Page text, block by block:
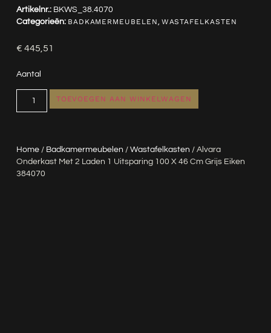
Home/ Badkamermeubelen / Wastafelkasten / Alvara
Onderkast Met 2 Laden 1 Uitsparing 100 X 46 Cm Grijs Eiken
384070
Artikelnr.: BKWS_38.4070
Categorieën: BADKAMERMEUBELEN, WASTAFELKASTEN
€ 445,51
Aantal
TOEVOEGEN AAN WINKELWAGEN